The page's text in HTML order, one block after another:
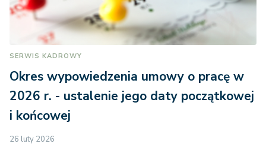
SERWIS KADROWY
Okres wypowiedzenia umowy o pracę w
2026 r. - ustalenie jego daty początkowej
i końcowej
26 luty 2026